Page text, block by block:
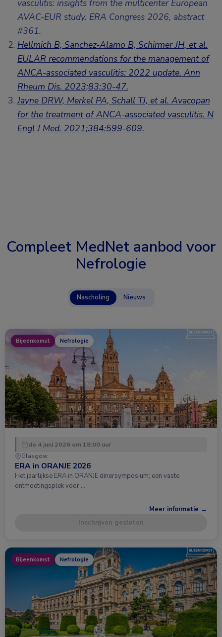
vasculitis: insights from the multicenter European
AVAC-EUR study. ERA Congress 2026, abstract
#361.
Hellmich B, Sanchez-Alamo B, Schirmer JH, et al.
EULAR recommendations for the management of
ANCA-associated vasculitis: 2022 update. Ann
Rheum Dis. 2023;83:30-47.
Jayne DRW, Merkel PA, Schall TJ, et al. Avacopan
for the treatment of ANCA-associated vasculitis. N
Engl J Med. 2021;384:599-609.
Compleet MedNet aanbod voor
Nefrologie
Nascholing Nieuws
Bijeenkomst Nefrologie
do 4 juni 2026 om 18:00 uur
Glasgow
ERA in ORANJE 2026
Het jaarlijkse ERA in ORANJE dinersymposium; een vaste
ontmoetingsplek voor …
Meer informatie →
Inschrijven gesloten
Bijeenkomst Nefrologie